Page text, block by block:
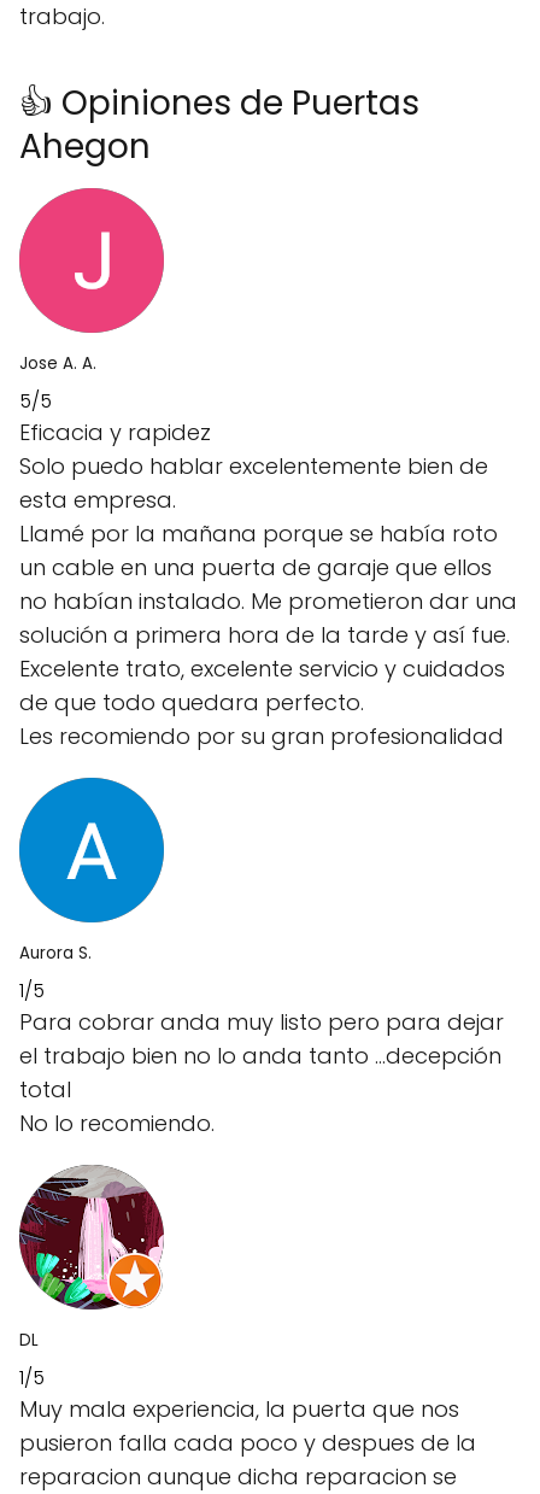
trabajo.
👍 Opiniones de Puertas
Ahegon
Jose A. A.
5/5
Eficacia y rapidez
Solo puedo hablar excelentemente bien de
esta empresa.
Llamé por la mañana porque se había roto
un cable en una puerta de garaje que ellos
no habían instalado. Me prometieron dar una
solución a primera hora de la tarde y así fue.
Excelente trato, excelente servicio y cuidados
de que todo quedara perfecto.
Les recomiendo por su gran profesionalidad
Aurora S.
1/5
Para cobrar anda muy listo pero para dejar
el trabajo bien no lo anda tanto ...decepción
total
No lo recomiendo.
DL
1/5
Muy mala experiencia, la puerta que nos
pusieron falla cada poco y despues de la
reparacion aunque dicha reparacion se